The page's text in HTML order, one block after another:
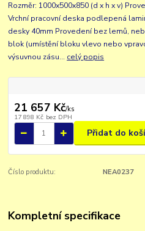
Rozměr: 1000x500x850 (d x h x v)
Vrchní pracovní deska podlepená
desky 40mm Provedení bez lemů,
blok (umístění bloku vlevo nebo
výsuvnou zásu... celý popis
21 657 Kč/ks
17 898 Kč bez DPH
Přidat do
Číslo produktu: NEA0237
Kompletní specifikace